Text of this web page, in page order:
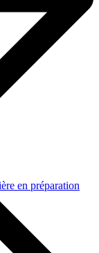
en préparation